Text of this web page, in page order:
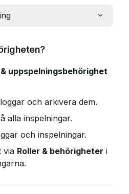
uppspelningsbehörighet
och arkivera dem.
alla inspelningar.
och inspelningar.
via Roller & behörigheter i